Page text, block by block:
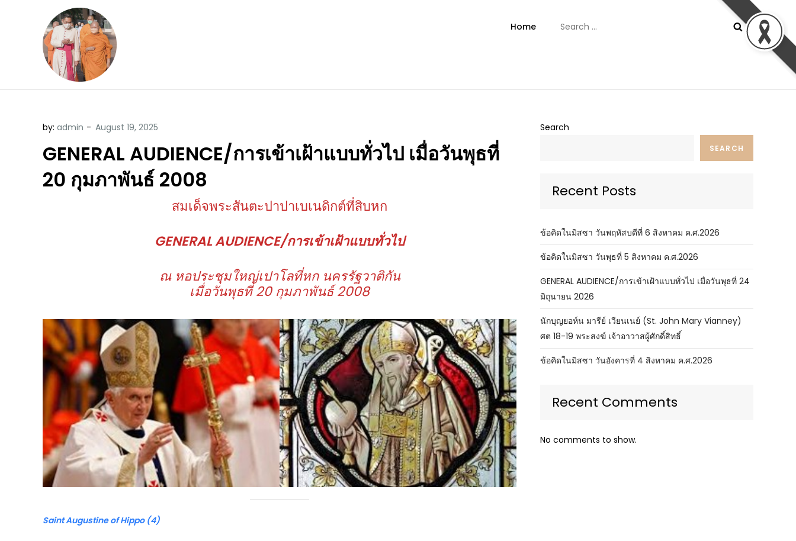
Home
for:
by: admin
GENERAL AUDIENCE/การเข้าเฝ้าแบบทั่วไป เมื่อวันพุธที่
20 กุมภาพันธ์ 2008
สมเด็จพระสันตะปาปาเบเนดิกต์ที่สิบหก
GENERAL AUDIENCE/การเข้าเฝ้าแบบทั่วไป
ณ หอประชุมใหญ่เปาโลที่หก นครรัฐวาติกัน
เมื่อวันพุธที่20 กุมภาพันธ์ 2008
Saint Augustine of Hippo (4)
Search
SEARCH
Recent Posts
ข้อคิดในมิสซา วันพฤหัสบดีที่ 6 สิงหาคม ค.ศ.2026
ข้อคิดในมิสซา วันพุธที่ 5 สิงหาคม ค.ศ.2026
GENERAL AUDIENCE/การเข้าเฝ้าแบบทั่วไป เมื่อวันพุธที่ 24
มิถุนายน 2026
นักบุญยอห์น มารีย์ เวียนเนย์ (St. John Mary Vianney)
ศต 18-19 พระสงฆ์ เจ้าอาวาสผู้ศักดิ์สิทธิ์
ข้อคิดในมิสซา วันอังคารที่ 4 สิงหาคม ค.ศ.2026
Recent Comments
No comments to show.